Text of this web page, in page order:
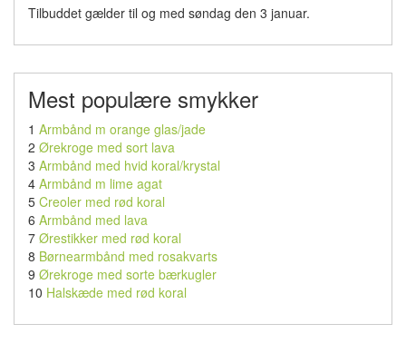
Tilbuddet gælder til og med søndag den 3 januar.
Mest populære smykker
1 Armbånd m orange glas/jade
2 Ørekroge med sort lava
3 Armbånd med hvid koral/krystal
4 Armbånd m lime agat
5 Creoler med rød koral
6 Armbånd med lava
7 Ørestikker med rød koral
8 Børnearmbånd med rosakvarts
9 Ørekroge med sorte bærkugler
10 Halskæde med rød koral